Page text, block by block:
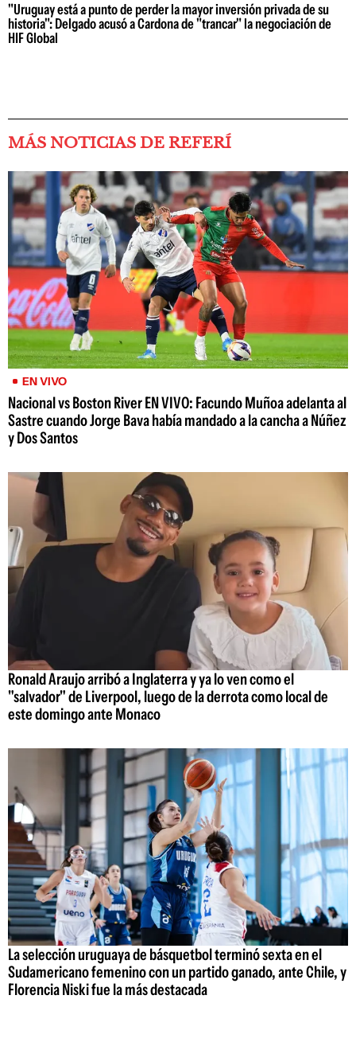
"Uruguay está a punto de perder la mayor inversión privada de su
historia": Delgado acusó a Cardona de "trancar" la negociación de
HIF Global
MÁS NOTICIAS DE REFERÍ
EN VIVO
Nacional vs Boston River EN VIVO: Facundo Muñoa adelanta al
Sastre cuando Jorge Bava había mandado a la cancha a Núñez
y Dos Santos
Ronald Araujo arribó a Inglaterra y ya lo ven como el
"salvador" de Liverpool, luego de la derrota como local de
este domingo ante Monaco
La selección uruguaya de básquetbol terminó sexta en el
Sudamericano femenino con un partido ganado, ante Chile, y
Florencia Niski fue la más destacada